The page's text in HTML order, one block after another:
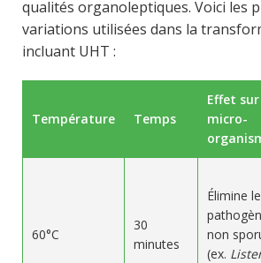
qualités organoleptiques. Voici les
variations utilisées dans la
incluant UHT :
Température Temps
Effet
micro-
60°C
30
minutes
Élimine
non
(ex.